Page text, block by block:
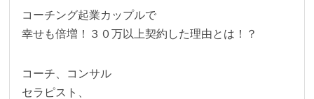
コーチング起業カップルで
幸せも倍増！３０万以上契約した理由とは！？
コーチ、コンサル
セラピスト、